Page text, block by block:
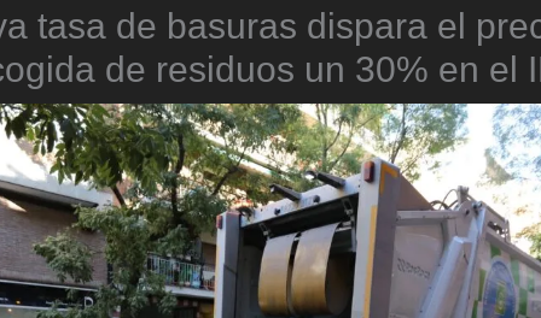
tasa de basuras dispara el
de residuos un 30% en el